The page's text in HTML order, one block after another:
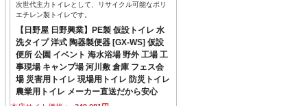
次世代主力トイレとして、リサイクル可能なポリ
エチレン製トイレです。
【日野屋 日野興業】PE製 仮設トイレ 水
洗タイプ 洋式 陶器製便器 [GX-WS] 仮設
便所 公園 イベント 海水浴場 野外 工場 工
事現場 キャンプ場 河川敷 倉庫 フェス会
場 災害用トイレ 現場用トイレ 防災トイレ
農業用トイレ メーカー直送だから安心